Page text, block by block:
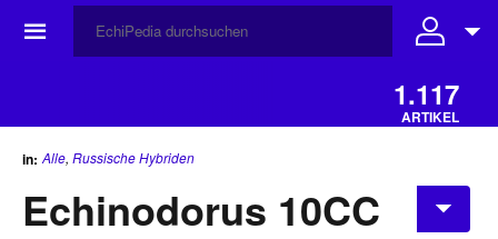
☰
1.117
ARTIKEL
in: Alle, Russische Hybriden
Echinodorus 10CC